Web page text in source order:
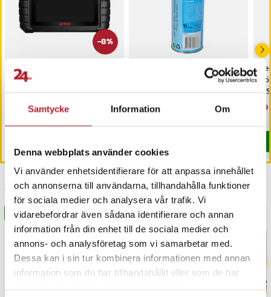
Samtycke Information Om
Denna webbplats använder cookies
Vi använder enhetsidentifierare för att anpassa innehållet
och annonserna till användarna, tillhandahålla funktioner
för sociala medier och analysera vår trafik. Vi
vidarebefordrar även sådana identifierare och annan
information från din enhet till de sociala medier och
annons- och analysföretag som vi samarbetar med.
Dessa kan i sin tur kombinera informationen med annan
information som du har tillhandahållit eller som de har
-8%
iCarsoft CR MAX OBD /
OBD2 felkodsläsare /
diagnosverktyg för bil
Nuvarande pris:
3 698 krTidigare pris 3 999 kr
3 698 kr 3 999 kr
Butangas på flaska för
Pris:29 kr
29 kr
Senast besökta
BÄSTSÄLJARE